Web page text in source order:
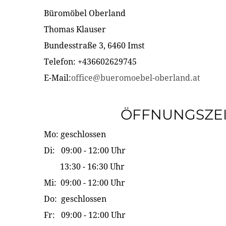
Büromöbel Oberland
Thomas Klauser
Bundesstraße 3, 6460 Imst
Telefon: +436602629745
E-Mail:office@bueromoebel-oberland.at
Mo: geschlossen
Di: 09:00 - 12:00 Uhr
13:30 - 16:30 Uhr
Mi: 09:00 - 12:00 Uhr
Do: geschlossen
Fr: 09:00 - 12:00 Uhr